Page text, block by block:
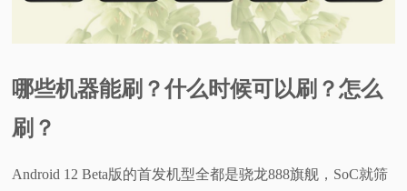
验
哪些机器能刷？什么时候可以刷？怎么
刷？
Android 12 Beta版的首发机型全都是骁龙888旗舰，SoC就筛